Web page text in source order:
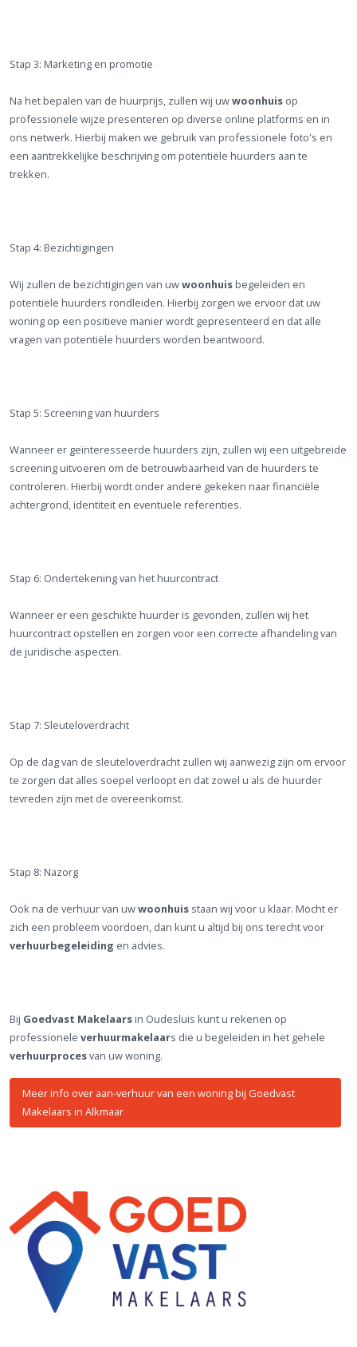
Stap 3: Marketing en promotie
Na het bepalen van de huurprijs, zullen wij uwwoonhuis op
professionele wijze presenteren op diverse online platforms en in
ons netwerk. Hierbij maken we gebruik van professionele foto's en
een aantrekkelijke beschrijving om potentiële huurders aan te
trekken.
Stap 4: Bezichtigingen
Wij zullen de bezichtigingen van uwwoonhuis begeleiden en
potentiële huurders rondleiden. Hierbij zorgen we ervoor dat uw
woning op een positieve manier wordt gepresenteerd en dat alle
vragen van potentiële huurders worden beantwoord.
Stap 5: Screening van huurders
Wanneer er geïnteresseerde huurders zijn, zullen wij een uitgebreide
screening uitvoeren om de betrouwbaarheid van de huurders te
controleren. Hierbij wordt onder andere gekeken naar financiële
achtergrond, identiteit en eventuele referenties.
Stap 6: Ondertekening van het huurcontract
Wanneer er een geschikte huurder is gevonden, zullen wij het
huurcontract opstellen en zorgen voor een correcte afhandeling van
de juridische aspecten.
Stap 7: Sleuteloverdracht
Op de dag van de sleuteloverdracht zullen wij aanwezig zijn om ervoor
te zorgen dat alles soepel verloopt en dat zowel u als de huurder
tevreden zijn met de overeenkomst.
Stap 8: Nazorg
Ook na de verhuur van uwwoonhuis staan wij voor u klaar. Mocht er
zich een probleem voordoen, dan kunt u altijd bij ons terecht voor
verhuurbegeleiding en advies.
Bij Goedvast Makelaars in Oudesluis kunt u rekenen op
professionele verhuurmakelaars die u begeleiden in het gehele
verhuurprocesvan uw woning.
Meer info over aan-verhuur van een woning bij Goedvast
Makelaars in Alkmaar